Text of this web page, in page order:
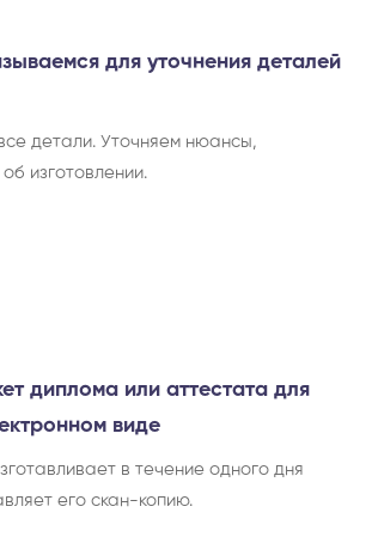
для уточнения деталей
детали. Уточняем нюансы,
изготовлении.
диплома или аттестата для
виде
в течение одного дня
его скан-копию.